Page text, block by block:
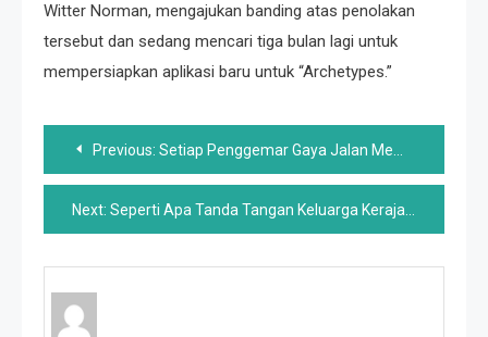
Witter Norman, mengajukan banding atas penolakan
tersebut dan sedang mencari tiga bulan lagi untuk
mempersiapkan aplikasi baru untuk “Archetypes.”
Post
navigation
Previous: Setiap Penggemar Gaya Jalan Membutuhkan Sepatu Kets Putih – Inilah Cara Menemukan Pasangan Sempurna Anda
Next: Seperti Apa Tanda Tangan Keluarga Kerajaan Dan Mengapa Hampir Mustahil Mendapatkan Tanda Tangan